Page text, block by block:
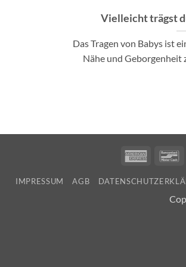
Vielleicht trägst
Das Tragen von Babys ist
Nähe und Geborgenheit
American
IMPRESSUM AGB